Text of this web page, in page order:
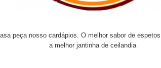
peça nosso cardápios. O melhor sabor de
a melhor jantinha de ceilandia